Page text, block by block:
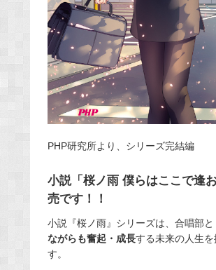
PHP研究所より、シリーズ完結編
小説「桜ノ雨 僕らはここで逢
売です！！
小説『桜ノ雨』シリーズは、合唱部と
ながらも奮起・成長する未来の人生を
す。